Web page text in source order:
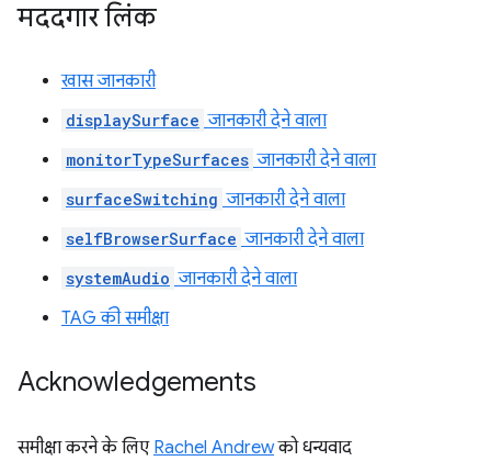
मददगार लिंक
खास जानकारी
displaySurface जानकारी देने वाला
monitorTypeSurfaces जानकारी देने वाला
surfaceSwitching जानकारी देने वाला
selfBrowserSurface जानकारी देने वाला
systemAudio जानकारी देने वाला
TAG की समीक्षा
Acknowledgements
समीक्षा करने के लिए Rachel Andrewको धन्यवाद